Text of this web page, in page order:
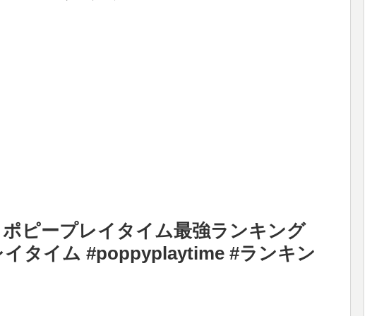
ポピープレイタイム最強ランキング
イタイム #poppyplaytime #ランキン